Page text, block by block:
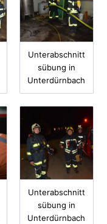
Unterabschnitt
sübung in
Unterdürnbach
Unterabschnitt
sübung in
Unterdürnbach